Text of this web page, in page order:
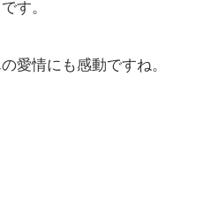
す。
愛情にも感動ですね。